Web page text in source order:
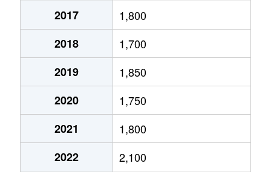
北１２条東
2,700万円
北１２条東
2,300万円
北１３条東
3,800万円
北１３条東
2,100万円
北１４条東
1,700万円
北１５条東
2,100万円
2017
1,800
2018
1,700
2019
1,850
2020
1,750
2021
1,800
2022
2,100